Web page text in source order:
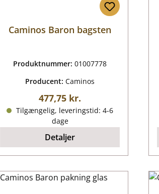
Caminos Baron bagsten
Produktnummer:01007778
Producent:Caminos
Almindelig pris:
477,75 kr.
Tilgængelig, leveringstid: 4-6
dage
Detaljer